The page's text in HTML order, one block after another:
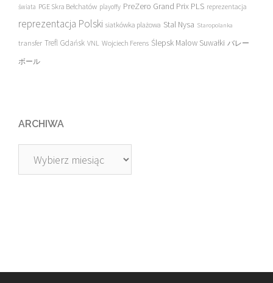
świata PGE Skra Bełchatów playoffy PreZero Grand Prix PLS reprezentacja
reprezentacja Polski siatkówka plażowa Stal Nysa Staropolanka
transfer Trefl Gdańsk VNL Wojciech Ferens Ślepsk Malow Suwałki バレー
ボール
ARCHIWA
Archiwa